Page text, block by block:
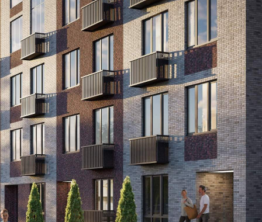
110373 - Г. ОДИНЦОВО,
ДЕРЕВНЯ БОРОДКИ,
ЦВЕТОЧНАЯ УЛИЦА, Д.1
Москва / Московская обл
Получить контакты
Посмотреть на карте
Прямая продажа от застройщика! Кладовая номер 81 общей
площадью 4.27 кв.м. на -1-м этаже в ЖК «Жаворонки клаб».
[#6034588#]
321 (+2)
Навигация
Характеристики
О помещении
Где находится
Контакты
Другие объявления